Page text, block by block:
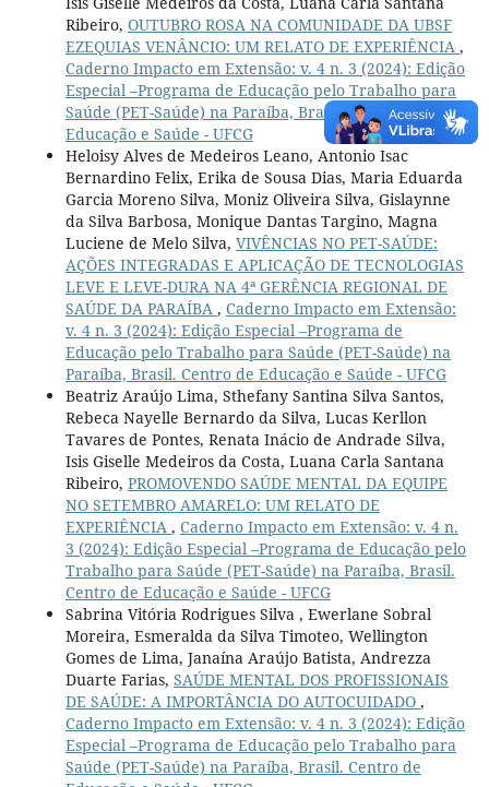
Ribeiro, OUTUBRO ROSA NA COMUNIDADE DA UBSF
EZEQUIAS VENÂNCIO: UM RELATO DE EXPERIÊNCIA ,
Caderno Impacto em Extensão: v. 4 n. 3 (2024): Edição
Especial –Programa de Educação pelo Trabalho para
Saúde (PET-Saúde) na Paraíba, Brasil. Centro de
Educação e Saúde - UFCG
Heloisy Alves de Medeiros Leano, Antonio Isac
Bernardino Felix, Erika de Sousa Dias, Maria Eduarda
Garcia Moreno Silva, Moniz Oliveira Silva, Gislaynne
da Silva Barbosa, Monique Dantas Targino, Magna
Luciene de Melo Silva, VIVÊNCIAS NO PET-SAÚDE:
AÇÕES INTEGRADAS E APLICAÇÃO DE TECNOLOGIAS
LEVE E LEVE-DURA NA 4ª GERÊNCIA REGIONAL DE
SAÚDE DA PARAÍBA , Caderno Impacto em Extensão:
v. 4 n. 3 (2024): Edição Especial –Programa de
Educação pelo Trabalho para Saúde (PET-Saúde) na
Paraíba, Brasil. Centro de Educação e Saúde - UFCG
Beatriz Araújo Lima, Sthefany Santina Silva Santos,
Rebeca Nayelle Bernardo da Silva, Lucas Kerllon
Tavares de Pontes, Renata Inácio de Andrade Silva,
Isis Giselle Medeiros da Costa, Luana Carla Santana
Ribeiro, PROMOVENDO SAÚDE MENTAL DA EQUIPE
NO SETEMBRO AMARELO: UM RELATO DE
EXPERIÊNCIA , Caderno Impacto em Extensão: v. 4 n.
3 (2024): Edição Especial –Programa de Educação pelo
Trabalho para Saúde (PET-Saúde) na Paraíba, Brasil.
Centro de Educação e Saúde - UFCG
Sabrina Vitória Rodrigues Silva , Ewerlane Sobral
Moreira, Esmeralda da Silva Timoteo, Wellington
Gomes de Lima, Janaína Araújo Batista, Andrezza
Duarte Farias, SAÚDE MENTAL DOS PROFISSIONAIS
DE SAÚDE: A IMPORTÂNCIA DO AUTOCUIDADO ,
Caderno Impacto em Extensão: v. 4 n. 3 (2024): Edição
Especial –Programa de Educação pelo Trabalho para
Saúde (PET-Saúde) na Paraíba, Brasil. Centro de